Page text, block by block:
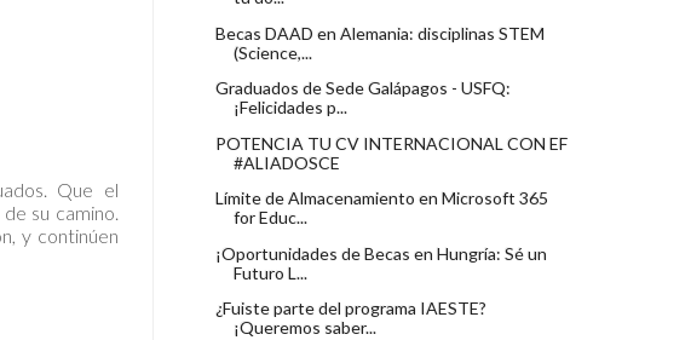
Que el
su camino.
y continúen
Becas DAAD en Alemania: disciplinas STEM
(Science,...
Graduados de Sede Galápagos - USFQ:
¡Felicidades p...
POTENCIA TU CV INTERNACIONAL CON EF
#ALIADOSCE
Límite de Almacenamiento en Microsoft 365
for Educ...
¡Oportunidades de Becas en Hungría: Sé un
Futuro L...
¿Fuiste parte del programa IAESTE?
¡Queremos saber...